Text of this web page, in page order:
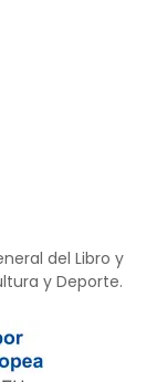
del Libro y
y Deporte.